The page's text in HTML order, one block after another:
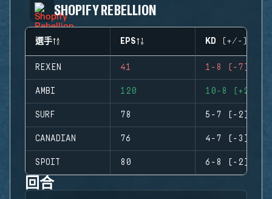
SHOPIFY REBELLION
選手 EPS KD (+/-)
REXEN 41 1-8 (-7)
AMBI 120 10-8 (+2)
SURF 78 5-7 (-2)
CANADIAN 76 4-7 (-3)
SPOIT 80 6-8 (-2)
回合